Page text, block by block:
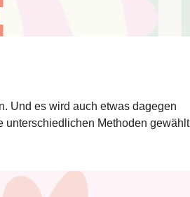
Und es wird auch etwas dagegen
unterschiedlichen Methoden gewählt